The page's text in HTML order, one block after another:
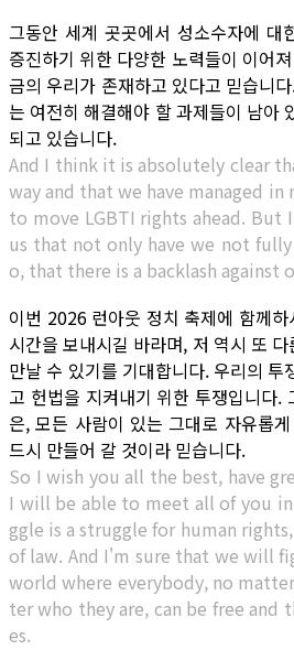
그동안 세계 곳곳에서 성소수자에 대
증진하기 위한 다양한 노력들이 이어
금의 우리가 존재하고 있다고 믿습니
는 여전히 해결해야 할 과제들이 남아
되고 있습니다.
And I think it is absolutely clear
way and that we have managed
to move LGBTI rights ahead.
us that not only have we not
o, that there is a backlash against
이번 2026 런아웃 정치 축제에 함께
시간을 보내시길 바라며, 저 역시 또
만날 수 있기를 기대합니다. 우리의 투
고 헌법을 지켜내기 위한 투쟁입니다.
은, 모든 사람이 있는 그대로 자유롭
드시 만들어 갈 것이라 믿습니다.
So I wish you all the best, have
I will be able to meet all of you in
ggle is a struggle for human
of law. And I'm sure that we will
world where everybody, no
ter who they are, can be free and
es.